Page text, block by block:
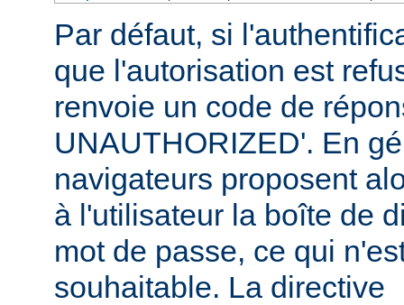
Par défaut, si
que l'autorisation est
renvoie un code de
UNAUTHORIZED'. En
navigateurs proposent
à l'utilisateur la boîte de
mot de passe, ce qui
souhaitable. La directive